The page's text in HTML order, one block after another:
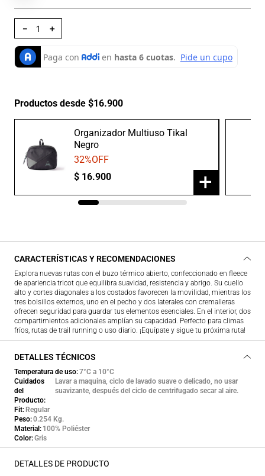
＋
－
Productos desde $16.900
Organizador Multiuso Tikal
Negro
32%OFF
$ 16.900 +
CARACTERÍSTICAS Y RECOMENDACIONES
Explora nuevas rutas con el buzo térmico abierto, confeccionado en fleece
de apariencia tricot que equilibra suavidad, resistencia y abrigo. Su cuello
alto y cortes diagonales a los costados favorecen la movilidad, mientras los
tres bolsillos externos, uno en el pecho y dos laterales con cremalleras
ofrecen seguridad para guardar tus elementos esenciales. En el interior, dos
compartimientos adicionales amplían su capacidad. Perfecto para climas
fríos, rutas de trail running o uso diario. ¡Equípate y sigue tu próxima ruta!
DETALLES TÉCNICOS
Temperatura de uso 7°C a 10°C
Cuidados
del
Producto
Lavar a maquina, ciclo de lavado suave o delicado, no usar
suavizante, después del ciclo de centrifugado secar al aire.
Fit Regular
Peso 0.254 Kg.
Material
100% Poliéster
Color Gris
DETALLES DE PRODUCTO